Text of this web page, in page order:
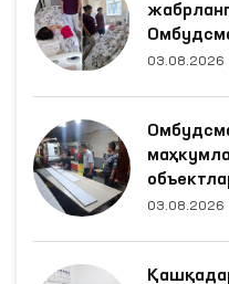
03.08.2026
03.08.2026